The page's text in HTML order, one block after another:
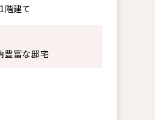
階建て
豊富な邸宅